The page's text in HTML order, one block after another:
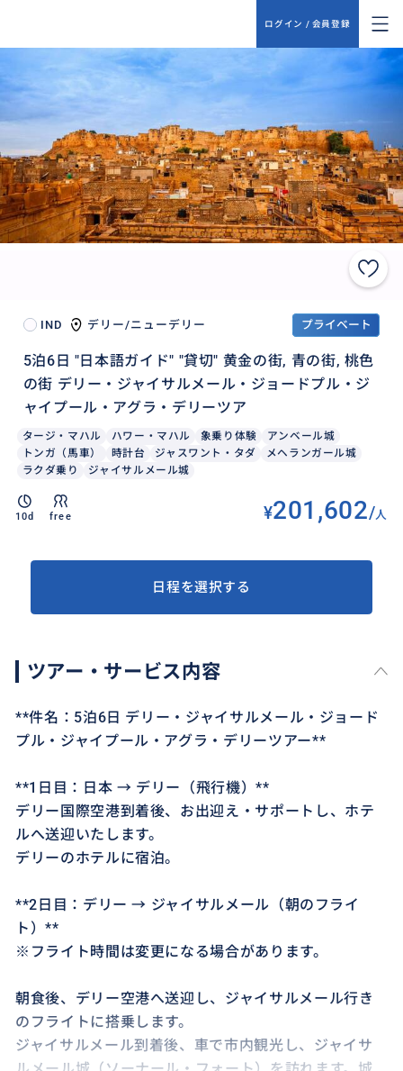
ログイン / 会員登録
IND デリー/ニューデリー プライベート
5泊6日 "日本語ガイド" "貸切" 黄金の街, 青の街, 桃色
の街 デリー・ジャイサルメール・ジョードプル・ジ
ャイプール・アグラ・デリーツア
タージ・マハル ハワー・マハル 象乗り体験
アンベール城
トンガ（馬車）
時計台 ジャスワント・タダ
メヘランガール城
ラクダ乗り
ジャイサルメール城
10d free ¥201,602/人
日程を選択する
ツアー・サービス内容
**件名：5泊6日 デリー・ジャイサルメール・ジョード
プル・ジャイプール・アグラ・デリーツアー**
**1日目：日本 → デリー（飛行機）**
デリー国際空港到着後、お出迎え・サポートし、ホテ
ルへ送迎いたします。
デリーのホテルに宿泊。
**2日目：デリー → ジャイサルメール（朝のフライ
ト）**
※フライト時間は変更になる場合があります。
朝食後、デリー空港へ送迎し、ジャイサルメール行き
のフライトに搭乗します。
ジャイサルメール到着後、車で市内観光し、ジャイサ